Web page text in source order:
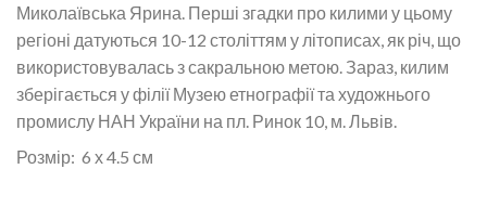
Миколаївська Ярина. Перші згадки про килими у цьому
регіоні датуються 10-12 століттям у літописах, як річ, що
використовувалась з сакральною метою. Зараз, килим
зберігається у філії Музею етнографії та художнього
промислу НАН України на пл. Ринок 10, м. Львів.
Розмір: 6 х 4.5 см